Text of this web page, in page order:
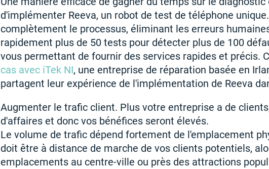
d'implémenter Reeva, un robot de test de téléphone
complètement le processus, éliminant les erreurs
rapidement plus de 50 tests pour détecter plus de 100
vous permettant de fournir des services rapides et précis.
cas avec iTek NI, une entreprise de réparation basée en
partagent leur expérience de l'implémentation de Reeva
Augmenter le trafic client. Plus votre entreprise a de
d'affaires et donc vos bénéfices seront élevés.
Le volume de trafic dépend fortement de l'emplacement
doit être à distance de marche de vos clients potentiels,
emplacements au centre-ville ou près des attractions